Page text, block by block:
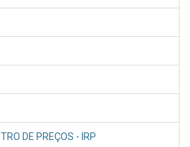
DE PREÇOS - IRP